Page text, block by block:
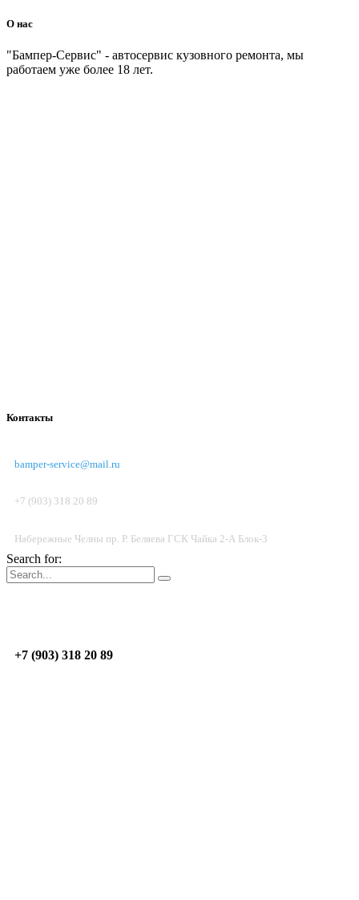
О нас
"Бампер-Сервис" - автосервис кузовного ремонта, мы
работаем уже более 18 лет.
Контакты
bamper-service@mail.ru
+7 (903) 318 20 89
Набережные Челны пр. Р. Беляева ГСК Чайка 2-А Блок-3
Search for:
+7 (903) 318 20 89